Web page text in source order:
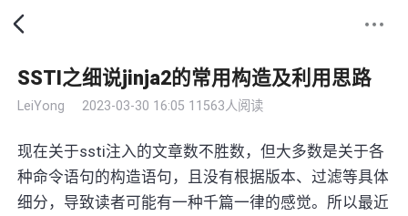
SSTI之细说jinja2的常用构造及利用思路
LeiYong 2023-03-30 16:05 11563人阅读
现在关于ssti注入的文章数不胜数，但大多数是关于各
种命令语句的构造语句，且没有根据版本、过滤等具体
细分，导致读者可能有一种千篇一律的感觉。所以最近